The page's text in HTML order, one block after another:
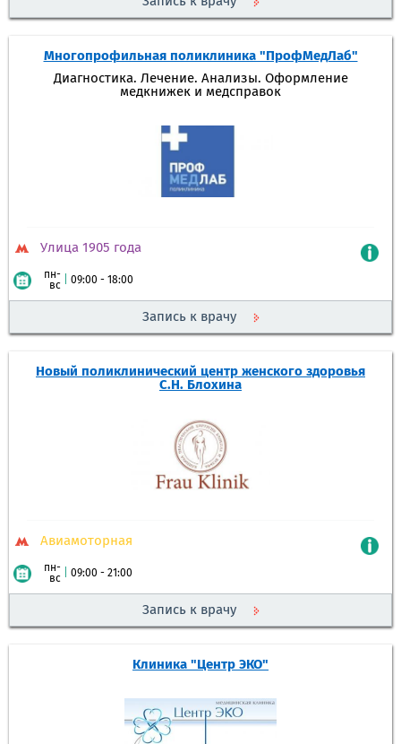
Многопрофильная поликлиника "ПрофМедЛаб"
Диагностика. Лечение. Анализы. Оформление
медкнижек и медсправок
Улица 1905 года
пн-
вс
09:00 - 18:00
Запись к врачу
Новый поликлинический центр женского здоровья
С.Н. Блохина
Авиамоторная
пн-
вс
09:00 - 21:00
Запись к врачу
Клиника "Центр ЭКО"